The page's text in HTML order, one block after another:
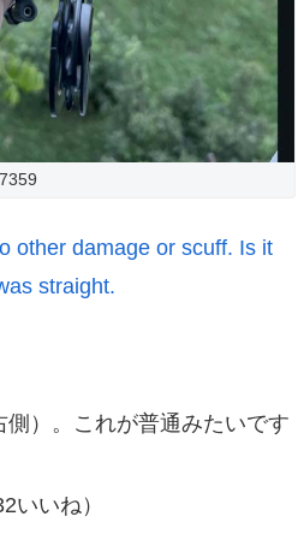
other damage or scuff. Is it
straight.
）。これが普通みたいです
いいね）